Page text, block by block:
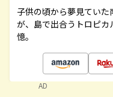
子供の頃から夢見てい
が、島で出合うトロピ
憶。
AD